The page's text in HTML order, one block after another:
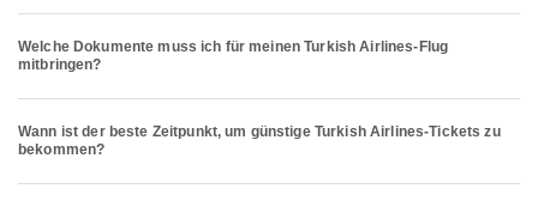
Welche Dokumente muss ich für meinen Turkish Airlines-Flug
mitbringen?
Wann ist der beste Zeitpunkt, um günstige Turkish Airlines-Tickets zu
bekommen?